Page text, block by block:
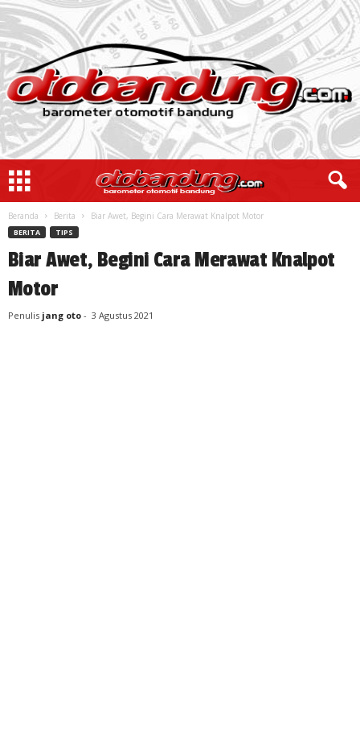
Beranda Berita Biar Awet, Begini Cara Merawat Knalpot Motor
BERITA TIPS
Biar Awet, Begini Cara Merawat Knalpot
Motor
Penulis jang oto - 3 Agustus 2021